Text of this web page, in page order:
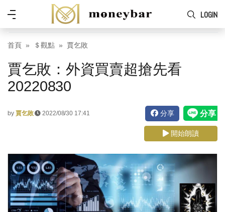
Skip to main content
LOGIN
功
能
表
首頁 ＄觀點 賈乞敗
賈乞敗：外資買賣超搶先看
20220830
by 賈乞敗 2022/08/30 17:41 分享
開始朗讀